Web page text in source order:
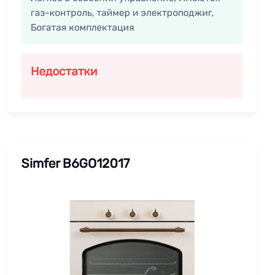
газ-контроль, таймер и электроподжиг,
Богатая комплектация
Недостатки
Simfer B6GO12017